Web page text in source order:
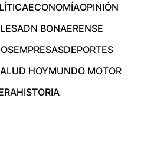
ECONOMÍAOPINIÓN
ADN BONAERENSE
EMPRESASDEPORTES
HOYMUNDO MOTOR
HISTORIA